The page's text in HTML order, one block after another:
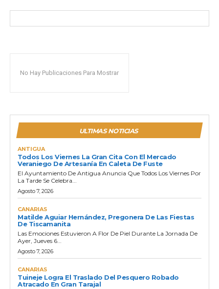
No Hay Publicaciones Para Mostrar
ULTIMAS NOTICIAS
ANTIGUA
Todos Los Viernes La Gran Cita Con El Mercado
Veraniego De Artesanía En Caleta De Fuste
El Ayuntamiento De Antigua Anuncia Que Todos Los Viernes Por
La Tarde Se Celebra...
Agosto 7, 2026
CANARIAS
Matilde Aguiar Hernández, Pregonera De Las Fiestas
De Tiscamanita
Las Emociones Estuvieron A Flor De Piel Durante La Jornada De
Ayer, Jueves 6...
Agosto 7, 2026
CANARIAS
Tuineje Logra El Traslado Del Pesquero Robado
Atracado En Gran Tarajal